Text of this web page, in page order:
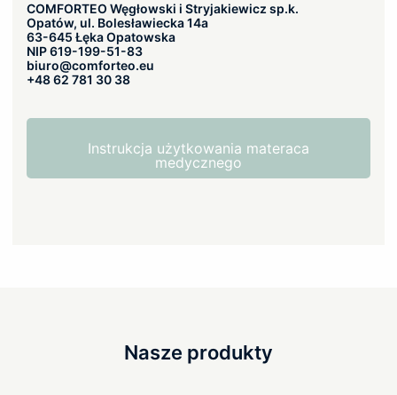
COMFORTEO Węgłowski i Stryjakiewicz sp.k.
Opatów, ul. Bolesławiecka 14a
63-645 Łęka Opatowska
NIP 619-199-51-83
biuro@comforteo.eu
+48 62 781 30 38
Instrukcja użytkowania materaca
medycznego
Nasze produkty